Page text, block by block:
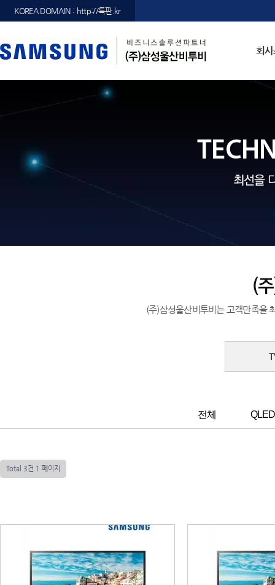
KOREA DOMAIN : http://특판.kr
회
(주)삼성울산비투비는 고객만족을
전체 QLED
Total 3건 1 페이지